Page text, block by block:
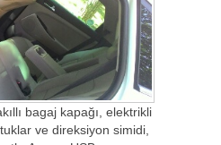
bagaj kapağı, elektrikli
ve direksiyon simidi,